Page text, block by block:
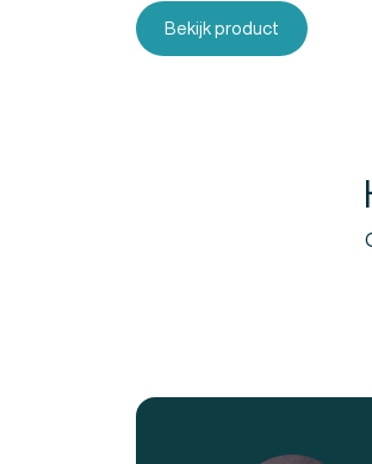
Bekijk product